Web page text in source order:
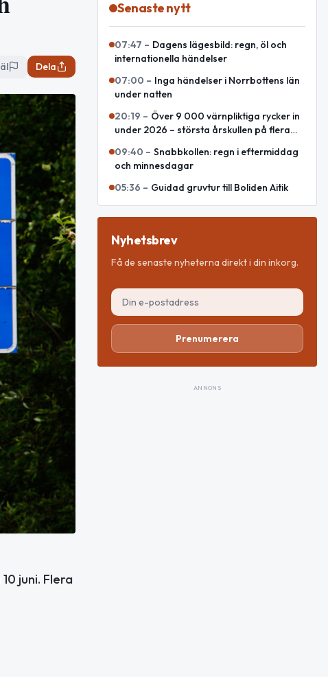
Dela
juni. Flera
Senaste nytt
07:47 – Dagens lägesbild: regn, öl och
internationella händelser
07:00 – Inga händelser i Norrbottens län
under natten
20:19 – Över 9 000 värnpliktiga rycker in
under 2026 – största årskullen på flera
09:40 – Snabbkollen: regn i eftermiddag
och minnesdagar
05:36 – Guidad gruvtur till Boliden Aitik
Nyhetsbrev
Få de senaste nyheterna direkt i din inkorg.
Prenumerera
ANNONS